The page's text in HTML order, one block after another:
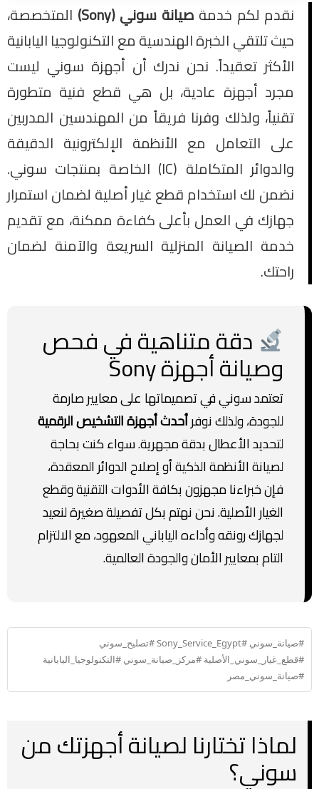
نقدم لكم خدمة صيانة سوني (Sony)
المتخصصة،
حيث تلتقي الخبرة الهندسية مع التكنولوجيا اليابانية
الأكثر تعقيداً. نحن ندرك أن أجهزة سوني ليست
مجرد أجهزة عادية، بل هي قطع فنية متطورة
تقنياً، ولذلك وفرنا فريقاً من المهندسين المدربين
على التعامل مع الأنظمة الإلكترونية الدقيقة
والدوائر المتكاملة (IC) الخاصة بمنتجات سوني.
نضمن لك استخدام قطع غيار أصلية لضمان استمرار
جهازك في العمل بأعلى كفاءة ممكنة، مع تقديم
خدمة الصيانة المنزلية السريعة والآمنة لضمان
راحتك.
دقة متناهية في فحص
وصيانة أجهزة Sony
تعتمد سوني في تصميماتها على معايير صارمة
للجودة، ولذلك نوفرأحدث أجهزة التشخيص الرقمية
لتحديد الأعطال بدقة مجهرية. سواء كنت بحاجة
لصيانة الأنظمة الذكية أو إصلاح الدوائر المعقدة،
فإن خبراءنا مجهزون بكافة الأدوات التقنية وقطع
الغيار الأصلية. نحن نهتم بكل تفصيلة صغيرة لنعيد
لجهازك رونقه وأداءه الياباني المعهود، مع الالتزام
التام بمعايير الأمان والجودة العالمية.
#صيانة_سوني #Sony_Service_Egypt #تصليح_سوني
#قطع_غيار_سوني_الأصلية #مركز_صيانة_سوني #التكنولوجيا_اليابانية
#صيانة_سوني_مصر
لماذا تختارنا لصيانة أجهزتك من
سوني؟